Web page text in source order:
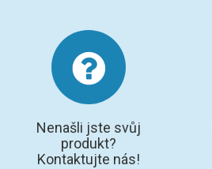
Nenašli jste svůj
produkt?
Kontaktujte nás!